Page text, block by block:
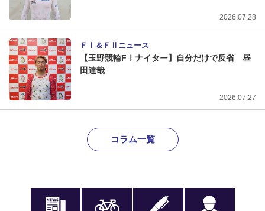
2026.07.28
ＦⅠ＆ＦⅡニュース
【玉野競輪FⅠナイター】自分だけで反省 昼
田達哉
2026.07.27
コラム一覧